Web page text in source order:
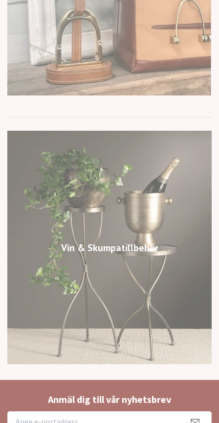
Vin & Skumpatillbehör
Anmäl dig till vår nyhetsbrev